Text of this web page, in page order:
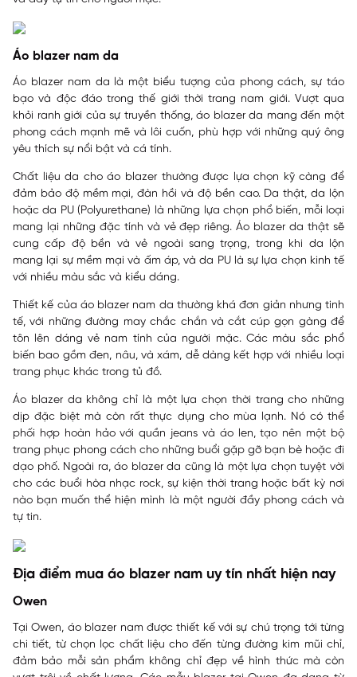
Áo blazer nam da
Áo blazer nam da là một biểu tượng của phong cách, sự táo
bạo và độc đáo trong thế giới thời trang nam giới. Vượt qua
khỏi ranh giới của sự truyền thống, áo blazer da mang đến một
phong cách mạnh mẽ và lôi cuốn, phù hợp với những quý ông
yêu thích sự nổi bật và cá tính.
Chất liệu da cho áo blazer thường được lựa chọn kỹ càng để
đảm bảo độ mềm mại, đàn hồi và độ bền cao. Da thật, da lộn
hoặc da PU (Polyurethane) là những lựa chọn phổ biến, mỗi loại
mang lại những đặc tính và vẻ đẹp riêng. Áo blazer da thật sẽ
cung cấp độ bền và vẻ ngoài sang trọng, trong khi da lộn
mang lại sự mềm mại và ấm áp, và da PU là sự lựa chọn kinh tế
với nhiều màu sắc và kiểu dáng.
Thiết kế của áo blazer nam da thường khá đơn giản nhưng tinh
tế, với những đường may chắc chắn và cắt cúp gọn gàng để
tôn lên dáng vẻ nam tính của người mặc. Các màu sắc phổ
biến bao gồm đen, nâu, và xám, dễ dàng kết hợp với nhiều loại
trang phục khác trong tủ đồ.
Áo blazer da không chỉ là một lựa chọn thời trang cho những
dịp đặc biệt mà còn rất thực dụng cho mùa lạnh. Nó có thể
phối hợp hoàn hảo với quần jeans và áo len, tạo nên một bộ
trang phục phong cách cho những buổi gặp gỡ bạn bè hoặc đi
dạo phố. Ngoài ra, áo blazer da cũng là một lựa chọn tuyệt vời
cho các buổi hòa nhạc rock, sự kiện thời trang hoặc bất kỳ nơi
nào bạn muốn thể hiện mình là một người đầy phong cách và
tự tin.
Địa điểm mua áo blazer nam uy tín nhất hiện nay
Owen
Tại Owen, áo blazer nam được thiết kế với sự chú trọng tới từng
chi tiết, từ chọn lọc chất liệu cho đến từng đường kim mũi chỉ,
đảm bảo mỗi sản phẩm không chỉ đẹp về hình thức mà còn